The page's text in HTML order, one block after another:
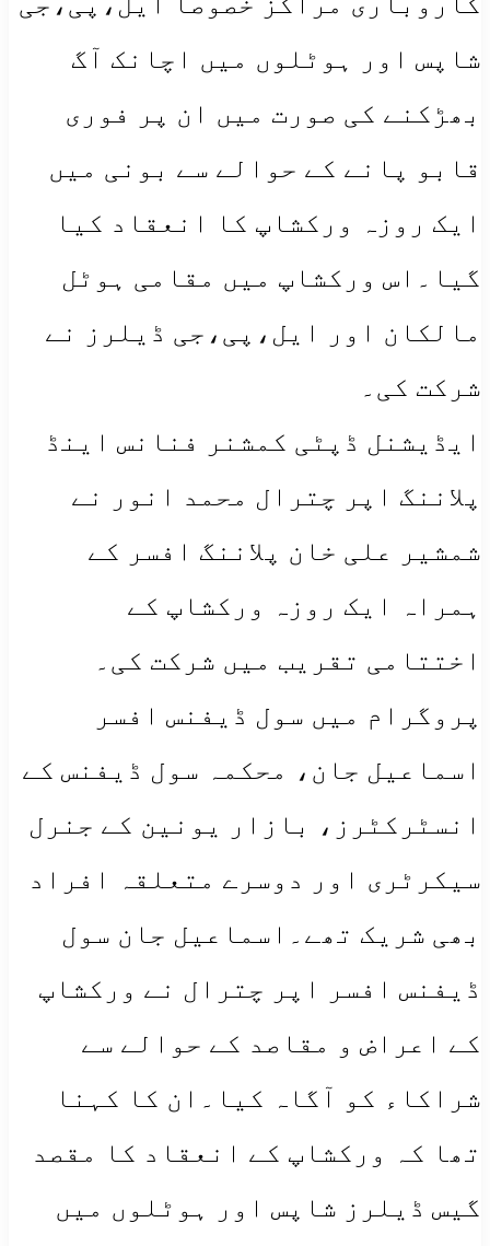
شاپس اور ہوٹلوں میں اچانک آگ
بھڑکنے کی صورت میں ان پر فوری
قابو پانے کے حوالے سے بونی میں
ایک روزہ ورکشاپ کا انعقاد کیا
گیا۔اس ورکشاپ میں مقامی ہوٹل
مالکان اور ایل،پی،جی ڈیلرز نے
شرکت کی۔
ایڈیشنل ڈپٹی کمشنر فنانس اینڈ
پلاننگ اپر چترال محمد انور نے
شمشیر علی خان پلاننگ افسر کے
ہمراہ ایک روزہ ورکشاپ کے
اختتامی تقریب میں شرکت کی۔
پروگرام میں سول ڈیفنس افسر
اسماعیل جان، محکمہ سول ڈیفنس کے
انسٹرکٹرز، بازار یونین کے جنرل
سیکرٹری اور دوسرے متعلقہ افراد
بھی شریک تھے۔اسماعیل جان سول
ڈیفنس افسر اپر چترال نے ورکشاپ
کے اعراض و مقاصد کے حوالے سے
شراکاء کو آگاہ کیا۔ان کا کہنا
تھا کہ ورکشاپ کے انعقاد کا مقصد
گیس ڈیلرز شاپس اور ہوٹلوں میں